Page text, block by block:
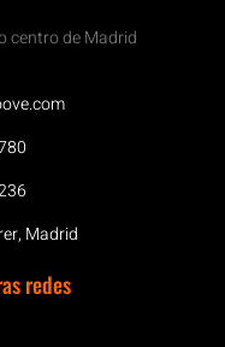
centro de Madrid
Madrid
redes